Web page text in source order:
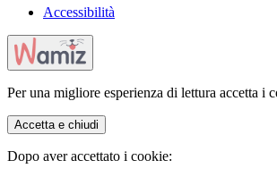
Accessibilità
Per una migliore esperienza di lettura accetta i
Accetta e chiudi
Dopo aver accettato i cookie: